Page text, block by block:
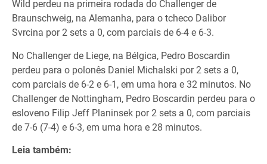
Wild perdeu na primeira rodada do Challenger de
Braunschweig, na Alemanha, para o tcheco Dalibor
Svrcina por 2 sets a 0, com parciais de 6-4 e 6-3.
No Challenger de Liege, na Bélgica, Pedro Boscardin
perdeu para o polonês Daniel Michalski por 2 sets a 0,
com parciais de 6-2 e 6-1, em uma hora e 32 minutos. No
Challenger de Nottingham, Pedro Boscardin perdeu para o
esloveno Filip Jeff Planinsek por 2 sets a 0, com parciais
de 7-6 (7-4) e 6-3, em uma hora e 28 minutos.
Leia também: